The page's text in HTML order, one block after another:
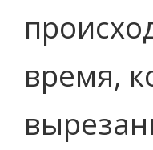
время,